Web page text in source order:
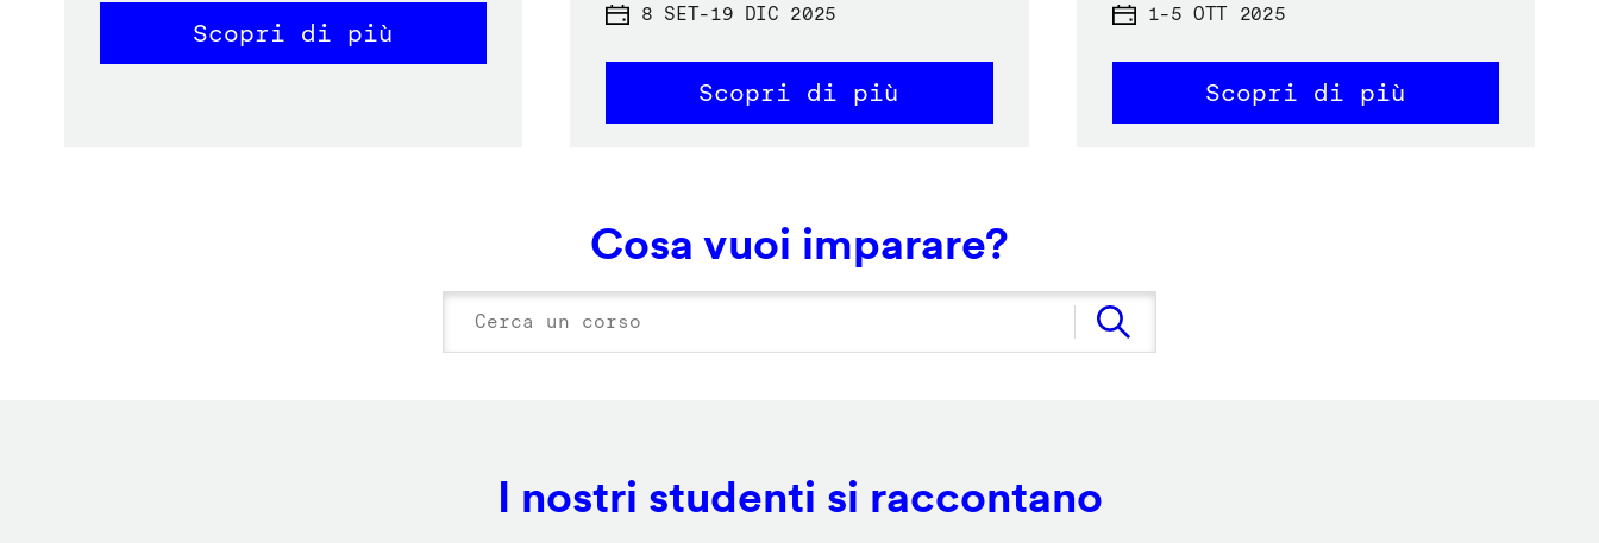
Scopri di più
8 SET-19 DIC 2025
Scopri di più
1-5 OTT 2025
Scopri di più
Cosa vuoi imparare?
I nostri studenti si raccontano